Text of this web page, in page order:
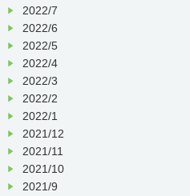
2022/7
2022/6
2022/5
2022/4
2022/3
2022/2
2022/1
2021/12
2021/11
2021/10
2021/9